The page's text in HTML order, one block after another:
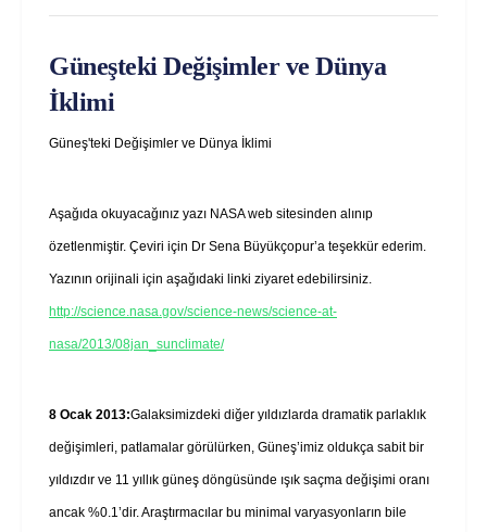
Güneşteki Değişimler ve Dünya
İklimi
Güneş'teki Değişimler ve Dünya İklimi
Aşağıda okuyacağınız yazı NASA web sitesinden alınıp
özetlenmiştir. Çeviri için Dr Sena Büyükçopur’a teşekkür ederim.
Yazının orijinali için aşağıdaki linki ziyaret edebilirsiniz.
http://science.nasa.gov/science-news/science-at-
nasa/2013/08jan_sunclimate/
8 Ocak 2013:Galaksimizdeki diğer yıldızlarda dramatik parlaklık
değişimleri, patlamalar görülürken, Güneş’imiz oldukça sabit bir
yıldızdır ve 11 yıllık güneş döngüsünde ışık saçma değişimi oranı
ancak %0.1’dir. Araştırmacılar bu minimal varyasyonların bile